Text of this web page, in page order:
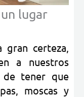
lugar
certeza,
a nuestros
de tener que
moscas y